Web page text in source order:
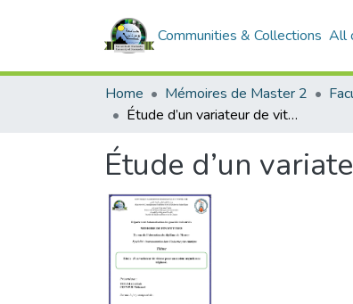
Communities & Collections All
Home Mémoires de Master 2
Étude d’un variateur de vitesse pour un moteur asynchrone triphasé
Étude d’un